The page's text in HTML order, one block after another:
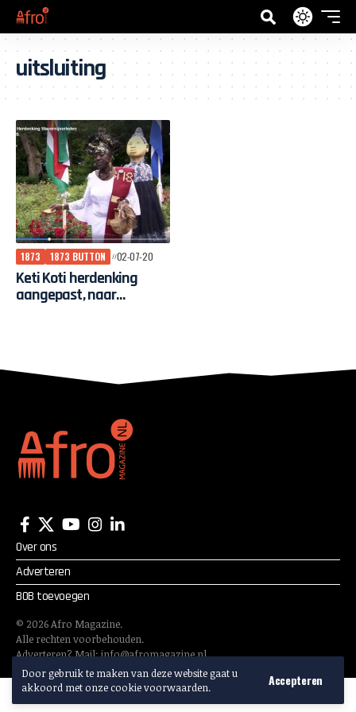
Door gebruik te maken van deze website gaat u
akkoord met onze cookie voorwaarden.
Accepteren
uitsluiting
1873 1873 BUTTON 02-07-20
Keti Koti herdenking
aangepast, naar
Over ons
Adverteren
BOB toevoegen
© 2026Afro Magazine.
Alle rechten voorbehouden.
Adverteren? Mail:info@afromagazine.nl